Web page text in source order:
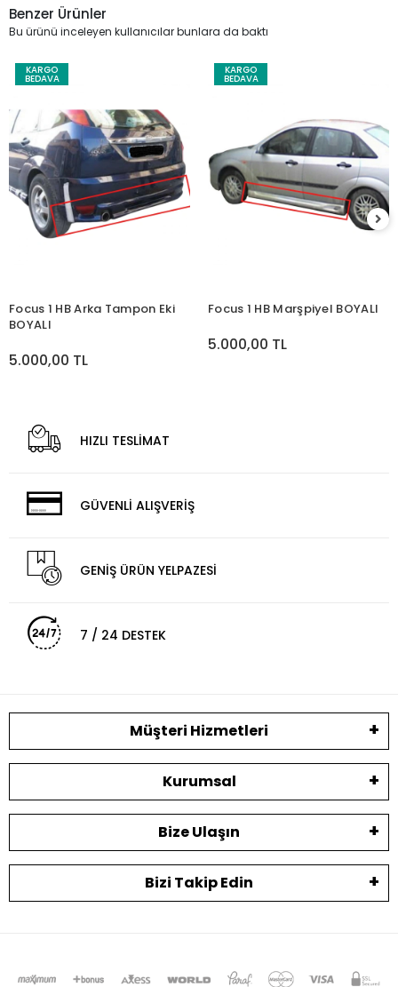
Benzer Ürünler
Bu ürünü inceleyen kullanıcılar bunlara da baktı
KARGO
BEDAVA
Focus 1 HB Arka Tampon Eki
BOYALI
5.000,00 TL
KARGO
BEDAVA
Focus 1 HB Marşpiyel BOYALI
5.000,00 TL
HIZLI TESLİMAT
GÜVENLİ ALIŞVERİŞ
GENİŞ ÜRÜN YELPAZESİ
7 / 24 DESTEK
Müşteri Hizmetleri
Kurumsal
Bize Ulaşın
Bizi Takip Edin